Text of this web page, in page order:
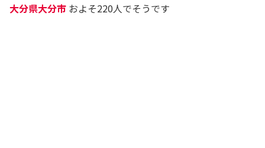
大分県大分市 およそ220人でそうです